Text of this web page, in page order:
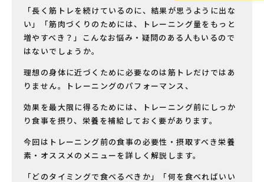
「長く筋トレを続けているのに、結果が思うように出な
い」「筋肉づくりのためには、トレーニング量をもっと
増やすべき？」こんなお悩み・疑問のある人もいるので
はないでしょうか。
理想の身体に近づくために必要なのは筋トレだけではあ
りません。トレーニングのパフォーマンス、
効果を最大限に得るためには、トレーニング前にしっか
り食事を摂り、栄養を補給しておく要があります。
今回はトレーニング前の食事の必要性・摂取すべき栄養
素・オススメのメニューを詳しく解説します。
「どのタイミングで食べるべきか」「何を食べればいい